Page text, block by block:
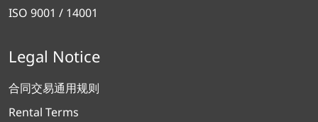
ISO 9001 / 14001
Legal Notice
合同交易通用规则
Rental Terms